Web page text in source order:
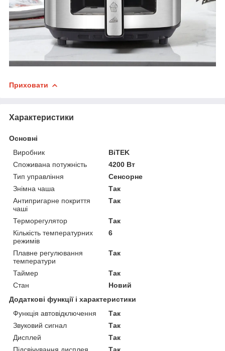
Приховати
Характеристики
Основні
Виробник
BiTEK
Споживана потужність
4200 Вт
Тип управління
Сенсорне
Знімна чаша
Так
Антипригарне покриття
чаші
Так
Терморегулятор
Так
Кількість температурних
режимів
6
Плавне регулювання
температури
Так
Таймер
Так
Стан
Новий
Додаткові функції і характеристики
Функція автовідключення
Так
Звуковий сигнал
Так
Дисплей
Так
Підсвічування дисплея
Так